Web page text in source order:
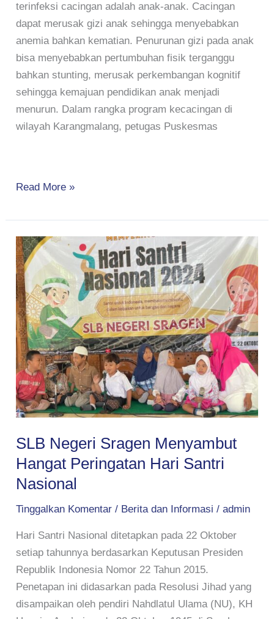
terinfeksi cacingan adalah anak-anak. Cacingan
dapat merusak gizi anak sehingga menyebabkan
anemia bahkan kematian. Penurunan gizi pada anak
bisa menyebabkan pertumbuhan fisik terganggu
bahkan stunting, merusak perkembangan kognitif
sehingga kemajuan pendidikan anak menjadi
menurun. Dalam rangka program kecacingan di
wilayah Karangmalang, petugas Puskesmas
Read More »
SLB Negeri Sragen Menyambut
Hangat Peringatan Hari Santri
Nasional
Tinggalkan Komentar / Berita dan Informasi /admin
Hari Santri Nasional ditetapkan pada 22 Oktober
setiap tahunnya berdasarkan Keputusan Presiden
Republik Indonesia Nomor 22 Tahun 2015.
Penetapan ini didasarkan pada Resolusi Jihad yang
disampaikan oleh pendiri Nahdlatul Ulama (NU), KH
SLB
Negeri
Sragen
Menyambut
Hangat
Peringatan
Hari
Santri
Nasional